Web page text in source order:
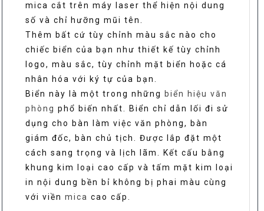
mica cắt trên máy laser thể hiện nội dung
số và chỉ hưỡng mũi tên.
Thêm bất cứ tùy chỉnh màu sắc nào cho
chiếc biển của bạn như thiết kế tùy chỉnh
logo, màu sắc, tùy chỉnh mặt biển hoặc cá
nhân hóa với ký tự của bạn.
Biển này là một trong những biển hiệu văn
phòng phổ biến nhất. Biển chỉ dẫn lối đi sử
dụng cho bàn làm việc văn phòng, bàn
giám đốc, bàn chủ tịch. Được lắp đặt một
cách sang trọng và lịch lãm. Kết cấu bằng
khung kim loại cao cấp và tấm mặt kim loại
in nội dung bền bỉ không bị phai màu cùng
với viềnmica cao cấp.